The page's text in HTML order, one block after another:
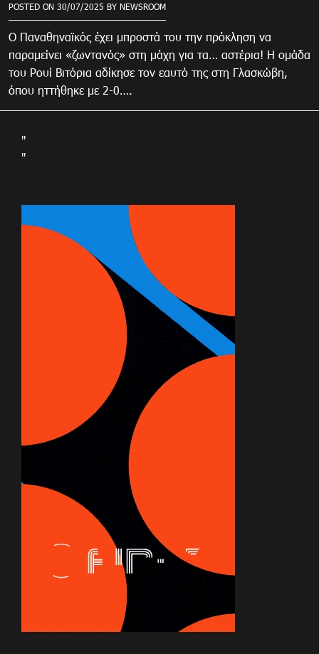
POSTED ON 30/07/2025 BY NEWSROOM
Ο Παναθηναϊκός έχει μπροστά του την πρόκληση να
παραμείνει «ζωντανός» στη μάχη για τα… αστέρια! Η ομάδα
του Ρουί Βιτόρια αδίκησε τον εαυτό της στη Γλασκώβη,
όπου ηττήθηκε με 2-0….
"
"